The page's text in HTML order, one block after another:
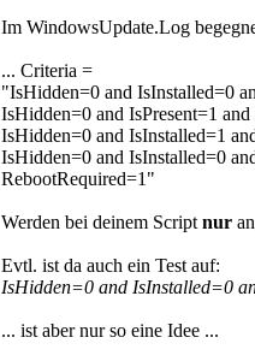
Im WindowsUpdate.Log
... Criteria =
"IsHidden=0 and IsInstalled=0
IsHidden=0 and IsPresent=1
IsHidden=0 and IsInstalled=1
IsHidden=0 and IsInstalled=0
RebootRequired=1"
Werden bei deinem Script nur
Evtl. ist da auch ein Test auf:
IsHidden=0 and IsInstalled=0
... ist aber nur so eine Idee ...